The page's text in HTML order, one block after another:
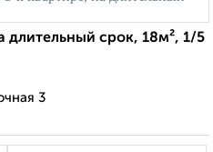
длительный срок, 18м², 1/5
3